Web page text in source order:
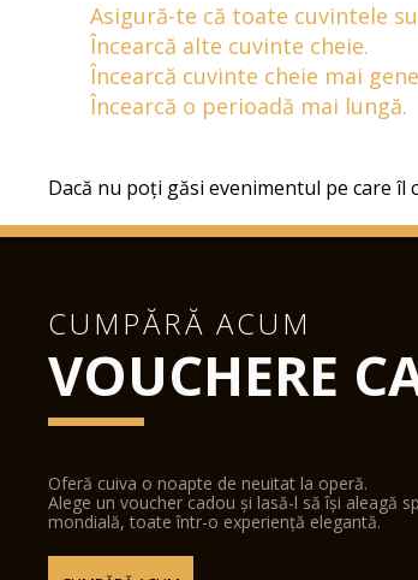
Asigură-te că toate cuvintele
Încearcă alte cuvinte cheie.
Încearcă cuvinte cheie mai
Încearcă o perioadă mai lungă.
Dacă nu poți găsi evenimentul pe care
CUMPĂRĂ ACUM
VOUCHERE
Oferă cuiva o noapte de neuitat la operă.
Alege un voucher cadou și lasă-l să își aleagă
mondială, toate într-o experiență elegantă.